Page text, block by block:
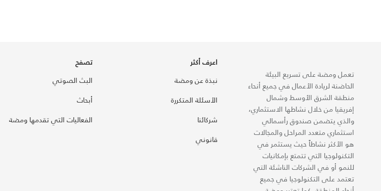
تعمل ومضة على تسريع البيئة
الحاضنة لريادة الأعمال في جميع أنحاء
منطقة الشرق الأوسط وشمال
إفريقيا من خلال نشاطها الاستثماري،
والذي يتضمن صندوق رأسمالي
استثماري متعدد المراحل والمجالات
هو الأكثر نشاطاً حيث يستثمر في
التكنولوجيا التي تتمتع بإمكانيات
للنمو أو في الشركات الناشئة التي
تعتمد على التكنولوجيا في جميع
اعرف أكثر
نبذة عن ومضة
الأسئلة المتكررة
شركائنا
قانوني
تصفح
البث الصوتي
أبحاث
الفعاليات التي تقدمها ومضة